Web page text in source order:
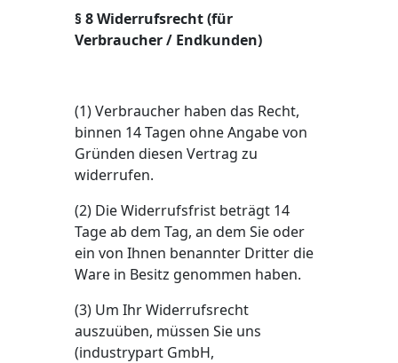
§ 8 Widerrufsrecht (für
Verbraucher / Endkunden)
(1) Verbraucher haben das Recht,
binnen 14 Tagen ohne Angabe von
Gründen diesen Vertrag zu
widerrufen.
(2) Die Widerrufsfrist beträgt 14
Tage ab dem Tag, an dem Sie oder
ein von Ihnen benannter Dritter die
Ware in Besitz genommen haben.
(3) Um Ihr Widerrufsrecht
auszuüben, müssen Sie uns
(industrypart GmbH,